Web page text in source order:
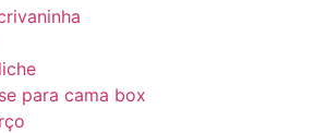
para cama box